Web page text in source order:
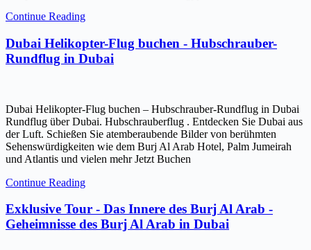
Continue Reading
Dubai Helikopter-Flug buchen - Hubschrauber-
Rundflug in Dubai
Dubai Helikopter-Flug buchen – Hubschrauber-Rundflug in Dubai
Rundflug über Dubai. Hubschrauberflug . Entdecken Sie Dubai aus
der Luft. Schießen Sie atemberaubende Bilder von berühmten
Sehenswürdigkeiten wie dem Burj Al Arab Hotel, Palm Jumeirah
und Atlantis und vielen mehr Jetzt Buchen
Continue Reading
Exklusive Tour - Das Innere des Burj Al Arab -
Geheimnisse des Burj Al Arab in Dubai